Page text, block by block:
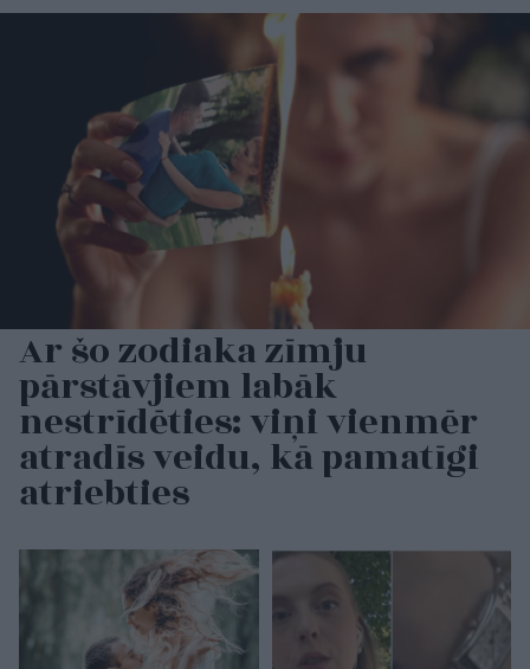
Ar šo zodiaka zīmju
pārstāvjiem labāk
nestrīdēties: viņi vienmēr
atradīs veidu, kā pamatīgi
atriebties